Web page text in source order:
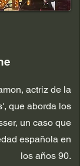
actriz de la
que aborda los
un caso que
española en
los años 90.